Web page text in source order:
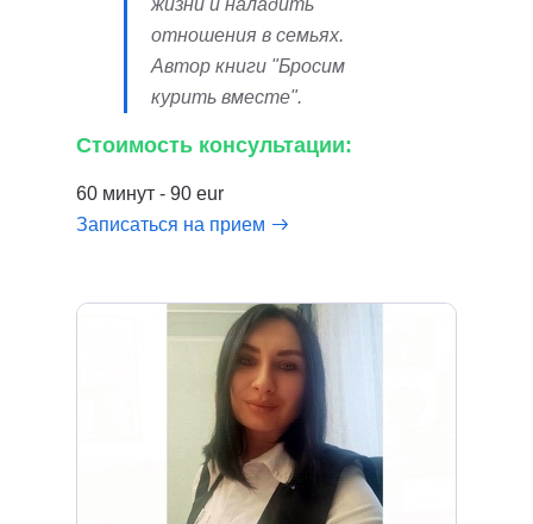
жизни и наладить
отношения в семьях.
Автор книги "Бросим
курить вместе".
Стоимость консультации:
60 минут - 90 eur
Записаться на прием